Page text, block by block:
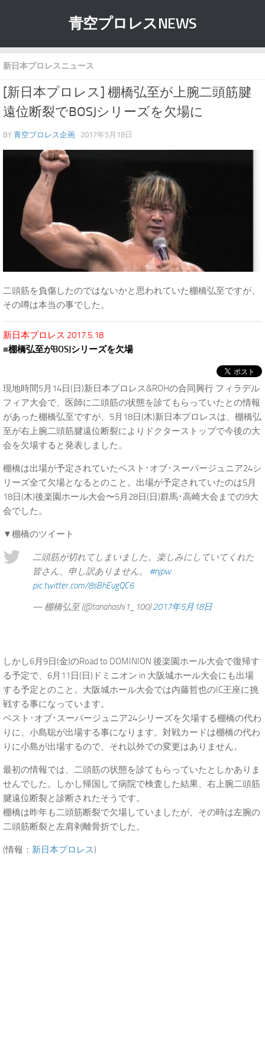
青空プロレスNEWS
新日本プロレスニュース
[新日本プロレス] 棚橋弘至が上腕二頭筋腱
遠位断裂でBOSJシリーズを欠場に
BY 青空プロレス企画 · 2017年5月18日
二頭筋を負傷したのではないかと思われていた棚橋弘至ですが、
その噂は本当の事でした。
新日本プロレス 2017.5.18
■棚橋弘至がBOSJシリーズを欠場
現地時間5月14日(日)新日本プロレス&ROHの合同興行 フィラデル
フィア大会で、医師に二頭筋の状態を診てもらっていたとの情報
があった棚橋弘至ですが、5月18日(木)新日本プロレスは、棚橋弘
至が右上腕二頭筋腱遠位断裂によりドクターストップで今後の大
会を欠場すると発表しました。
棚橋は出場が予定されていたベスト･オブ･スーパージュニア24シ
リーズ全て欠場となるとのこと。出場が予定されていたのは5月
18日(木)後楽園ホール大会〜5月28日(日)群馬･高崎大会までの9大
会でした。
▼棚橋のツイート
二頭筋が切れてしまいました。楽しみにしていてくれた
皆さん、申し訳ありません。 #njpw
pic.twitter.com/8sBhEugQC6
— 棚橋弘至 (@tanahashi1_100)2017年5月18日
しかし6月9日(金)のRoad to DOMINION 後楽園ホール大会で復帰す
る予定で、6月11日(日)ドミニオン in 大阪城ホール大会にも出場
する予定とのこと。大阪城ホール大会では内藤哲也のIC王座に挑
戦する事になっています。
ベスト･オブ･スーパージュニア24シリーズを欠場する棚橋の代わ
りに、小島聡が出場する事になります。対戦カードは棚橋の代わ
りに小島が出場するので、それ以外での変更はありません。
最初の情報では、二頭筋の状態を診てもらっていたとしかありま
せんでした。しかし帰国して病院で検査した結果、右上腕二頭筋
腱遠位断裂と診断されたそうです。
棚橋は昨年も二頭筋断裂で欠場していましたが、その時は左腕の
二頭筋断裂と左肩剥離骨折でした。
(情報： 新日本プロレス)